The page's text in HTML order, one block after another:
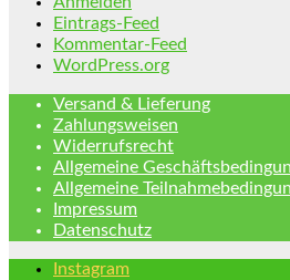
Eintrags-Feed
Kommentar-Feed
WordPress.org
Versand & Lieferung
Zahlungsweisen
Widerrufsrecht
Allgemeine
Allgemeine
Impressum
Datenschutz
Instagram